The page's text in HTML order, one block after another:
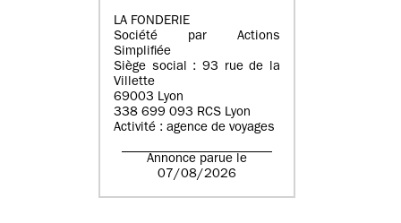
LA FONDERIE
Société par Actions
Simplifiée
Siège social : 93 rue de la
Villette
69003 Lyon
338 699 093 RCS Lyon
Activité : agence de voyages
Annonce parue le
07/08/2026